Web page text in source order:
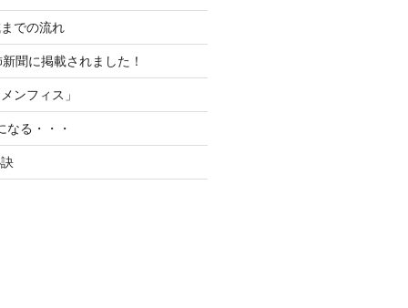
での流れ
聞に掲載されました！
ンフィス」
なる・・・